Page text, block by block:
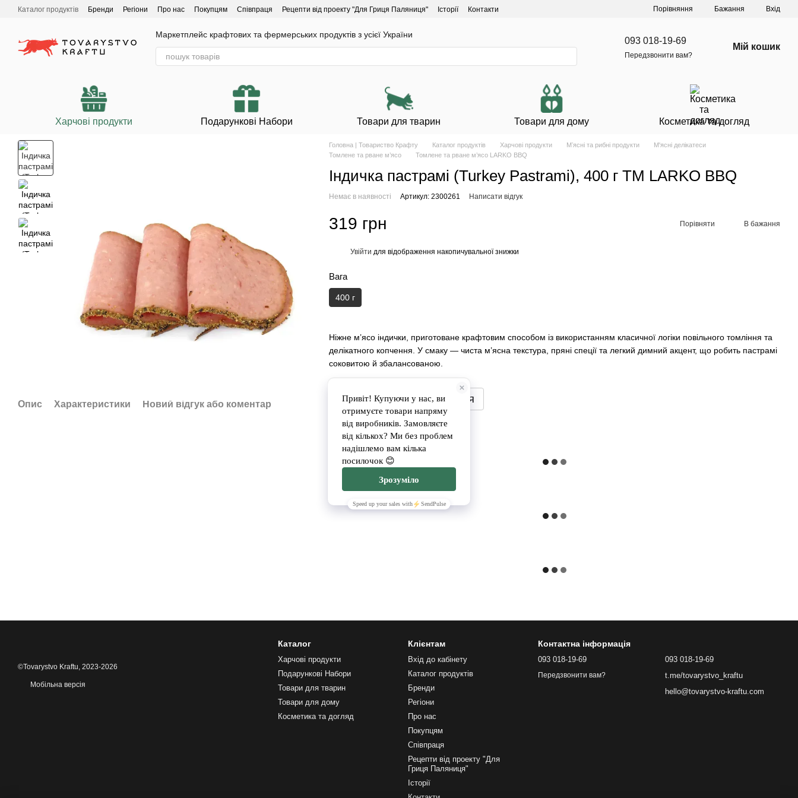
Перейти до основного контенту
Каталог продуктів Бренди Регіони Про нас Покупцям Співпраця Рецепти від проекту "Для Гриця Паляниця" Історії Контакти Порівняння Бажання Вхід
Маркетплейс крафтових та фермерських продуктів з усієї України
093 018-19-69
Передзвонити вам?
Мій кошик
Харчові продукти Подарункові Набори Товари для тварин Товари для дому Косметика та догляд
Опис Характеристики Новий відгук або коментар
Головна | Товариство Крафту Каталог продуктів Харчові продукти Мʼясні та рибні продукти
М'ясні делікатеси
Томлене та рване м’ясо
Томлене та рване м’ясо LARKO BBQ
Індичка пастрамі (Turkey Pastrami), 400 г ТМ LARKO BBQ
Немає в наявності Артикул: 2300261 Написати відгук
319 грн Порівняти В бажання
Увійти для відображення накопичувальної знижки
Вага
400 г
Ніжне м’ясо індички, приготоване крафтовим способом із використанням класичної логіки повільного томління та
делікатного копчення. У смаку — чиста м’ясна текстура, пряні спеції та легкий димний акцент, що робить пастрамі
соковитою й збалансованою.
Повідомити, коли з'явиться
Доставка Оплата
©Tovarystvo Kraftu, 2023-2026
Мобільна версія
Каталог
Харчові продукти
Подарункові Набори
Товари для тварин
Товари для дому
Косметика та догляд
Клієнтам
Вхід до кабінету
Каталог продуктів
Бренди
Регіони
Про нас
Покупцям
Співпраця
Рецепти від проекту "Для
Гриця Паляниця"
Історії
Контактна інформація
093 018-19-69
Передзвонити вам?
093 018-19-69
t.me/tovarystvo_kraftu
hello@tovarystvo-kraftu.com